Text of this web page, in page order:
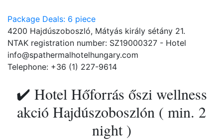
Package Deals: 6 piece
4200 Hajdúszoboszló, Mátyás király sétány 21.
NTAK registration number: SZ19000327 - Hotel
info@spathermalhotelhungary.com
Telephone: +36 (1) 227-9614
✔️ Hotel Hőforrás őszi wellness
akció Hajdúszoboszlón ( min. 2
night )